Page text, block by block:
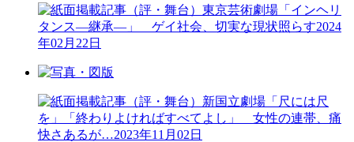
（評・舞台）東京芸術劇場「インヘリ
タンス―継承―」 ゲイ社会、切実な現状照らす2024
年02月22日
（評・舞台）新国立劇場「尺には尺
を」「終わりよければすべてよし」 女性の連帯、痛
快さあるが…2023年11月02日